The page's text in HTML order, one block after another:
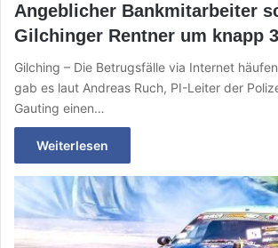
Angeblicher Bankmitarbeiter
Gilchinger Rentner um knapp
Gilching – Die Betrugsfälle via Internet
gab es laut Andreas Ruch, PI-Leiter der
Gauting einen…
Weiterlesen